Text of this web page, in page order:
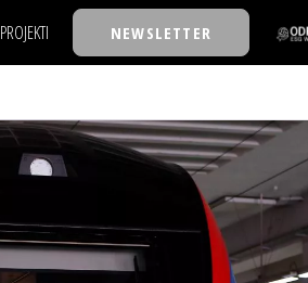
PROJEKTI
TASTY TALKS
30 ISPOD 30
BIZBENDOVI
NEWSLETTER
NAJKOLEGA
30 ISPOD 30
BACK TO OFFICE/SCHOOL
BIZKOLEGIJUM
BMW BIZNIS LIGA